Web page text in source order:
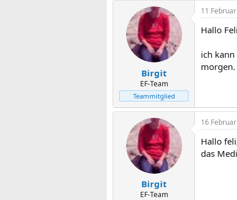
Birgit
EF-Team
Teammitglied
11
Hallo
ich
morgen.
Birgit
EF-Team
16
Hallo
das